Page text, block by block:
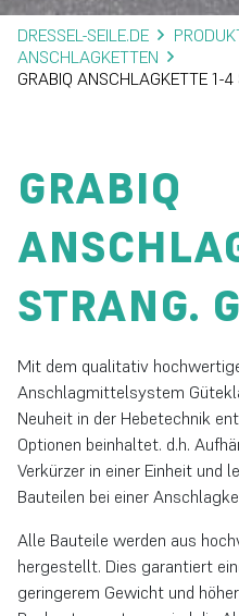
DRESSEL-SEILE.DE
ANSCHLAGKETTEN
GRABIQ ANSCHLAGKETTE 1-4
GRABIQ
STRANG.
Mit dem qualitativ
Anschlagmittelsystem
Neuheit in der Hebetechnik
Optionen beinhaltet. d.h.
Verkürzer in einer Einheit und
Bauteilen bei einer
Alle Bauteile werden aus
hergestellt. Dies garantiert
geringerem Gewicht und